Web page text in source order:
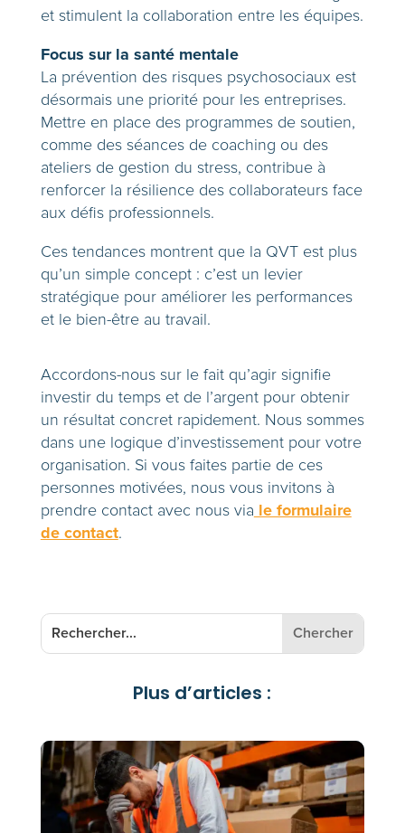
et stimulent la collaboration entre les équipes.
Focus sur la santé mentale
La prévention des risques psychosociaux est
désormais une priorité pour les entreprises.
Mettre en place des programmes de soutien,
comme des séances de coaching ou des
ateliers de gestion du stress, contribue à
renforcer la résilience des collaborateurs face
aux défis professionnels.
Ces tendances montrent que la QVT est plus
qu’un simple concept : c’est un levier
stratégique pour améliorer les performances
et le bien-être au travail.
Accordons-nous sur le fait qu’agir signifie
investir du temps et de l’argent pour obtenir
un résultat concret rapidement. Nous sommes
dans une logique d’investissement pour votre
organisation. Si vous faites partie de ces
personnes motivées, nous vous invitons à
prendre contact avec nous via le formulaire
de contact.
Plus d’articles :